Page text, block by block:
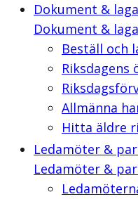
Dokument &
Dokument &
Beställ och
Riksdagens
Allmänna
Hitta äldre
Ledamöter &
Ledamöter &